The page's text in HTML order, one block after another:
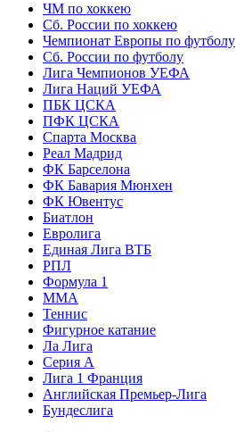
ЧМ по хоккею
Сб. России по хоккею
Чемпионат Европы по футболу
Сб. России по футболу
Лига Чемпионов УЕФА
Лига Наций УЕФА
ПБК ЦСКА
ПФК ЦСКА
Спарта Москва
Реал Мадрид
ФК Барселона
ФК Бавария Мюнхен
ФК Ювентус
Биатлон
Евролига
Единая Лига ВТБ
РПЛ
Формула 1
MMA
Теннис
Фигурное катание
Ла Лига
Серия А
Лига 1 Франция
Английская Премьер-Лига
Бундеслига